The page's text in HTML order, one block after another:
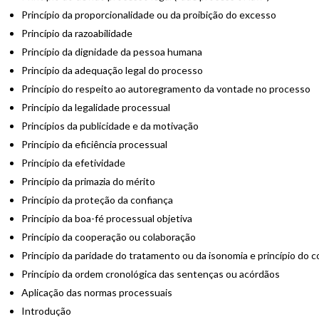
Princípio da proporcionalidade ou da proibição do excesso
Princípio da razoabilidade
Princípio da dignidade da pessoa humana
Princípio da adequação legal do processo
Princípio do respeito ao autoregramento da vontade no processo
Princípio da legalidade processual
Princípios da publicidade e da motivação
Princípio da eficiência processual
Princípio da efetividade
Princípio da primazia do mérito
Princípio da proteção da confiança
Princípio da boa-fé processual objetiva
Princípio da cooperação ou colaboração
Princípio da paridade do tratamento ou da isonomia e princípio do
Princípio da ordem cronológica das sentenças ou acórdãos
Aplicação das normas processuais
Introdução